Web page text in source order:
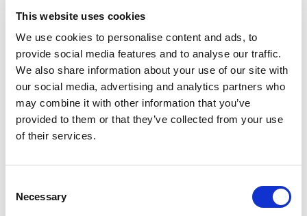
This website uses cookies
We use cookies to personalise content and ads, to
provide social media features and to analyse our traffic.
We also share information about your use of our site with
our social media, advertising and analytics partners who
may combine it with other information that you’ve
provided to them or that they’ve collected from your use
of their services.
Selection
Necessary
搜索
Search
for: